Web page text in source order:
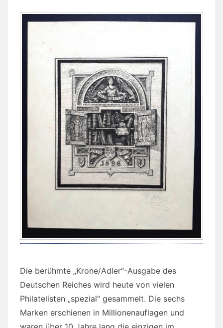
Die berühmte „Krone/Adler“-Ausgabe des
Deutschen Reiches wird heute von vielen
Philatelisten „spezial“ gesammelt. Die sechs
Marken erschienen in Millionenauflagen und